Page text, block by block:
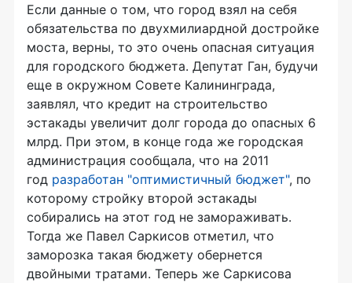
Если данные о том, что город взял на себя
обязательства по двухмилиардной достройке
моста, верны, то это очень опасная ситуация
для городского бюджета. Депутат Ган, будучи
еще в окружном Совете Калининграда,
заявлял, что кредит на строительство
эстакады увеличит долг города до опасных 6
млрд. При этом, в конце года же городская
администрация сообщала, что на 2011
год разработан "оптимистичный бюджет", по
которому стройку второй эстакады
собирались на этот год не замораживать.
Тогда же Павел Саркисов отметил, что
заморозка такая бюджету обернется
двойными тратами. Теперь же Саркисова